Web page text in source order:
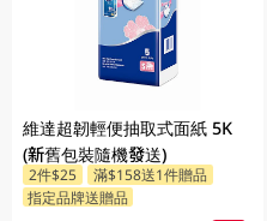
維達超韌輕便抽取式面紙 5K
(新舊包裝隨機發送)
2件$25
滿$158送1件贈品
指定品牌送贈品